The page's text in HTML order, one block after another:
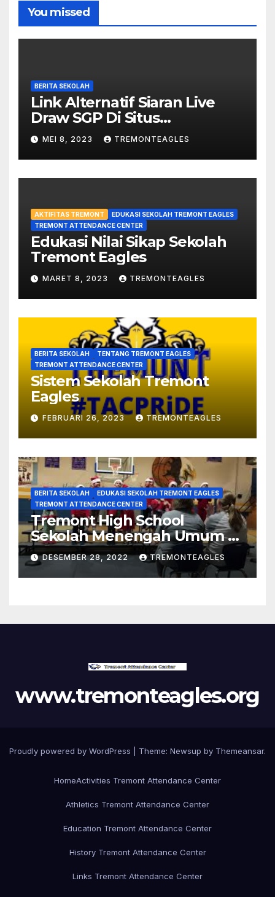
You missed
BERITA SEKOLAH
Link Alternatif Siaran Live
Draw SGP Di Situs
violinsofhopelou.com
MEI 8, 2023 TREMONTEAGLES
AKTIFITAS TREMONT
EDUKASI SEKOLAH TREMONT EAGLES
TREMONT ATTENDANCE CENTER
Edukasi Nilai Sikap Sekolah
Tremont Eagles
MARET 8, 2023 TREMONTEAGLES
BERITA SEKOLAH
TENTANG TREMONT EAGLES
TREMONT ATTENDANCE CENTER
Sistem Sekolah Tremont
Eagles
FEBRUARI 26, 2023 TREMONTEAGLES
BERITA SEKOLAH
EDUKASI SEKOLAH TREMONT EAGLES
TREMONT ATTENDANCE CENTER
Tremont High School
Sekolah Menengah Umum Di
Mississippi
DESEMBER 28, 2022 TREMONTEAGLES
www.tremonteagles.org
Proudly powered by WordPress Theme: Newsup by Themeansar.
HomeActivities Tremont Attendance Center
Athletics Tremont Attendance Center
Education Tremont Attendance Center
History Tremont Attendance Center
Links Tremont Attendance Center